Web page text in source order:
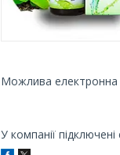
У компанії